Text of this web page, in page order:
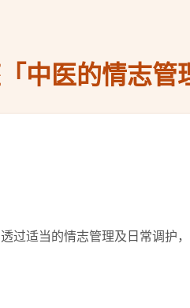
中医的情志管
过适当的情志管理及日常调护